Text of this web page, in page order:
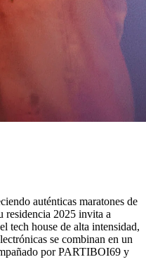
auténticas maratones de
residencia 2025 invita a
tech house de alta intensidad,
se combinan en un
por PARTIBOI69 y